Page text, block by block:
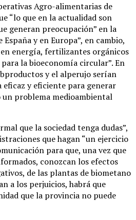
Agro-alimentarias de
“lo que en la actualidad son
generan preocupación” en la
y en Europa”, en cambio,
energía, fertilizantes orgánicos
la bioeconomía circular”. En
y el alperujo serían
eficaz y eficiente para generar
problema medioambiental
que la sociedad tenga dudas”,
que hagan “un ejercicio
para que, una vez que
conozcan los efectos
de las plantas de biometano
a los perjuicios, habrá que
que la provincia no puede